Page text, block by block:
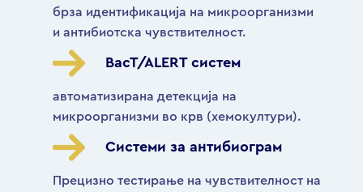
брза идентификација на микроорганизми
и антибиотска чувствителност.
BacT/ALERT систем
автоматизирана детекција на
микроорганизми во крв (хемокултури).
Системи за антибиограм
Прецизно тестирање на чувствителност на